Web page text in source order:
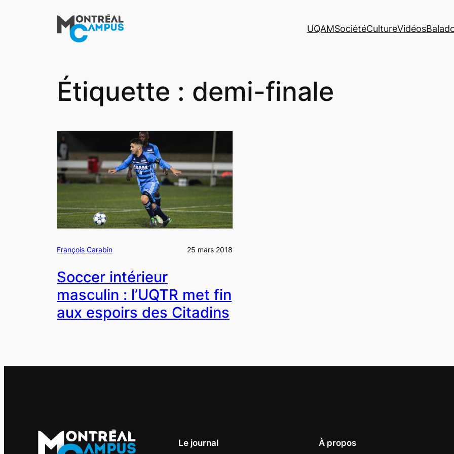
UQAMSociétéCultureVidéos
Étiquette : demi-finale
François Carabin 25 mars 2018
Soccer intérieur
masculin : l’UQTR met fin
aux espoirs des Citadins
Le journal À propos